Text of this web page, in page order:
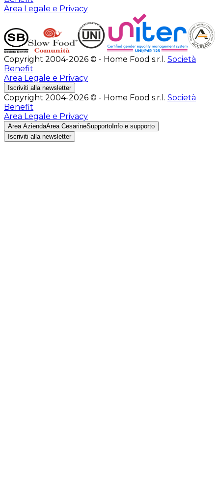
Area Legale e Privacy
Copyright 2004-2026 © - Home Food s.r.l. Società
Benefit
Area Legale e Privacy
Iscriviti alla newsletter
Copyright 2004-2026 © - Home Food s.r.l. Società
Benefit
Area Legale e Privacy
Area AziendaArea CesarineSupporto Info e supporto
Iscriviti alla newsletter